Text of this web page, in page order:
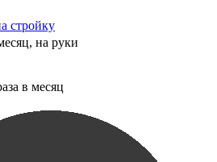
стройку
на руки
в месяц